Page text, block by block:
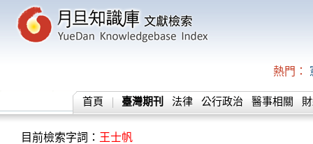
熱門：
首頁 臺灣期刊 法律 公行政治 醫事相關
目前檢索字詞： 王士帆